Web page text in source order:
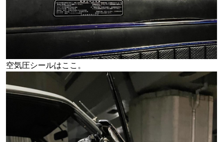
空気圧シールはここ。